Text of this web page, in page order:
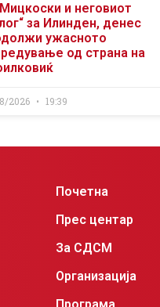
и неговиот
за Илинден, денес
ужасното
од страна на
2026 19:39
Почетна
Прес центар
За СДСМ
Организација